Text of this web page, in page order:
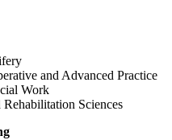
and Advanced Practice
Work
Sciences